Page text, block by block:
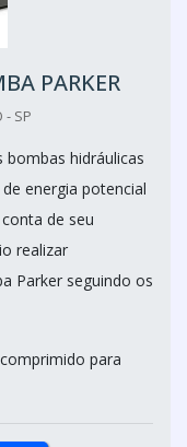
PARKER
- SP
bombas hidráulicas
energia potencial
de seu
realizar
Parker seguindo os
para